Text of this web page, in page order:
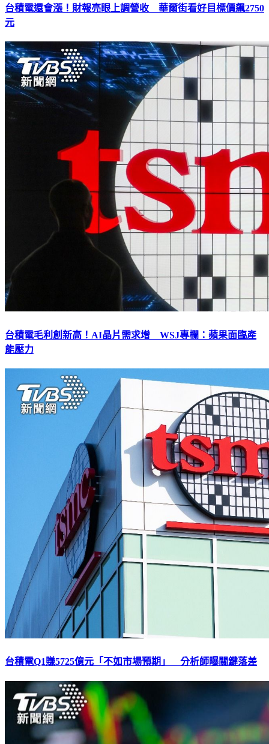
台積電還會漲！財報亮眼上調營收 華爾街看好目標價飆2750
元
台積電毛利創新高！AI晶片需求增 WSJ專欄：蘋果面臨產
能壓力
台積電Q1賺5725億元「不如市場預期」 分析師曝關鍵落差